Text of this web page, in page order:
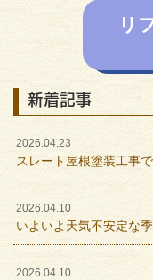
リ
新着記事
2026.04.23
スレート屋根塗装工事
2026.04.10
いよいよ天気不安定な
2026.04.10